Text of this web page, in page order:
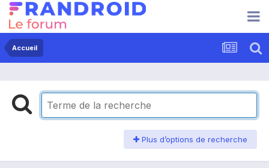
Accueil
Plus d’options de recherche